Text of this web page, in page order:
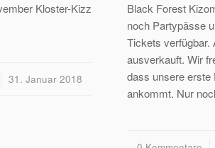
Kloster-Kizz
31. Januar 2018
Black Forest
noch Partypässe
Tickets verfügbar.
ausverkauft. Wir
dass unsere erste
ankommt. Nur